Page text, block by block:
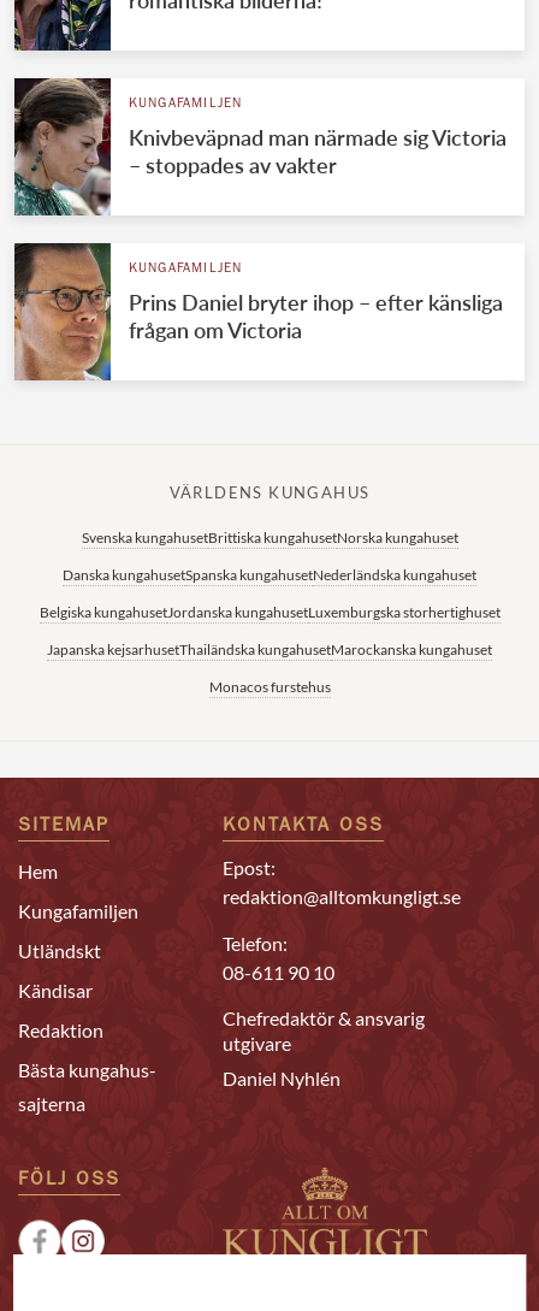
KUNGAFAMILJEN
Knivbeväpnad man närmade sig Victoria
– stoppades av vakter
KUNGAFAMILJEN
Prins Daniel bryter ihop – efter känsliga
frågan om Victoria
VÄRLDENS KUNGAHUS
Svenska kungahusetBrittiska kungahusetNorska kungahuset
Danska kungahusetSpanska kungahusetNederländska kungahuset
Belgiska kungahusetJordanska kungahusetLuxemburgska storhertighuset
Japanska kejsarhusetThailändska kungahusetMarockanska kungahuset
Monacos furstehus
SITEMAP
Hem
Kungafamiljen
Utländskt
Kändisar
Redaktion
Bästa kungahus-
sajterna
KONTAKTA OSS
Epost:
redaktion@alltomkungligt.se
Telefon:
08-611 90 10
Chefredaktör & ansvarig
utgivare
Daniel Nyhlén
FÖLJ OSS